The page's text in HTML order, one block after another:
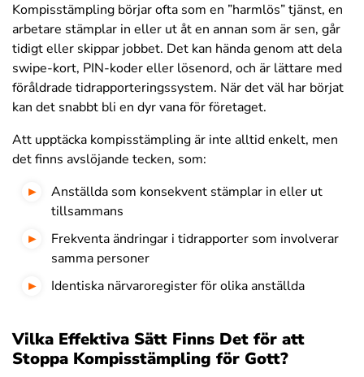
Kompisstämpling börjar ofta som en ”harmlös” tjänst, en
arbetare stämplar in eller ut åt en annan som är sen, går
tidigt eller skippar jobbet. Det kan hända genom att dela
swipe-kort, PIN-koder eller lösenord, och är lättare med
föråldrade tidrapporteringssystem. När det väl har börjat
kan det snabbt bli en dyr vana för företaget.
Att upptäcka kompisstämpling är inte alltid enkelt, men
det finns avslöjande tecken, som:
Anställda som konsekvent stämplar in eller ut
tillsammans
Frekventa ändringar i tidrapporter som involverar
samma personer
Identiska närvaroregister för olika anställda
Vilka Effektiva Sätt Finns Det för att
Stoppa Kompisstämpling för Gott?